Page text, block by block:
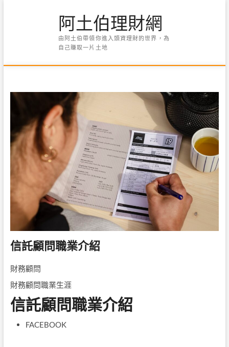
阿土伯理財網
由阿土伯帶領你進入頭資理財的世界，為
自己賺取一片土地
信託顧問職業介紹
財務顧問
財務顧問職業生涯
信託顧問職業介紹
FACEBOOK